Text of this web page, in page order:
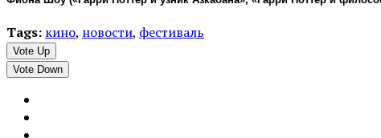
Tags: кино, новости, фестиваль
Vote Up
Vote Down